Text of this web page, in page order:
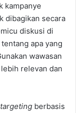
kampanye
dibagikan secara
diskusi di
apa yang
wawasan
relevan dan
berbasis